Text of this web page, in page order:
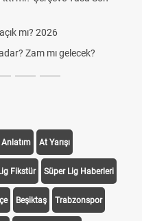
mı? 2026
Zam mı gelecek?
Anlatım At Yarışı
Fikstür Süper Lig Haberleri
Beşiktaş Trabzonspor